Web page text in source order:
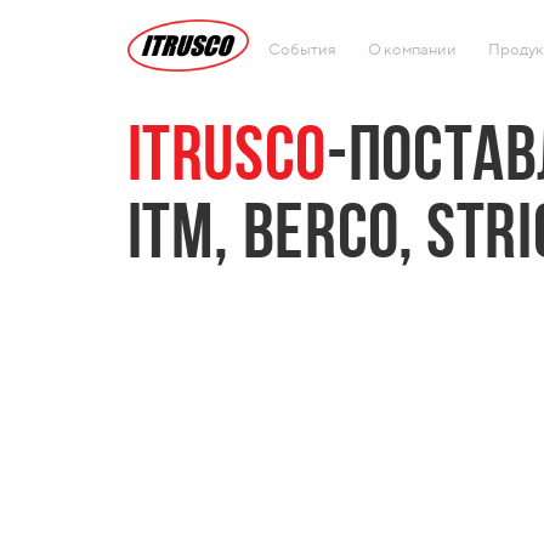
События О компании
ITRUSCO-
ITM, BERCO,